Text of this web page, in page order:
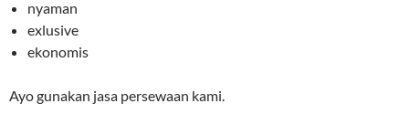
nyaman
exlusive
ekonomis
Ayo gunakan jasa persewaan kami.